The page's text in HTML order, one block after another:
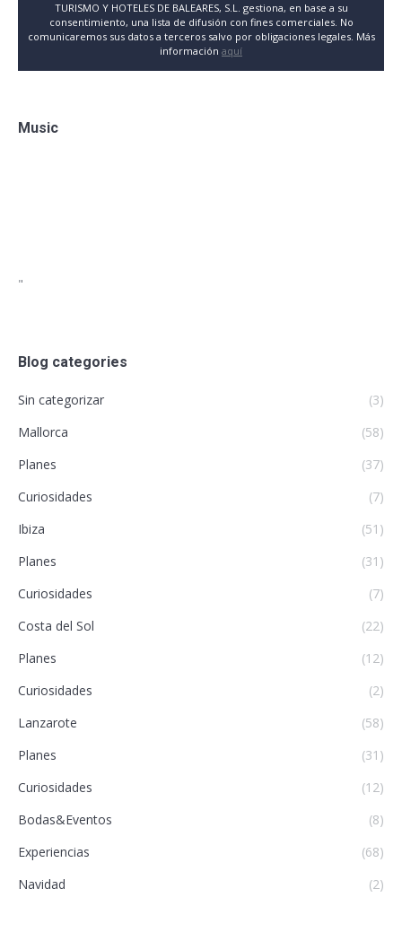
TURISMO Y HOTELES DE BALEARES, S.L. gestiona, en base a su
consentimiento, una lista de difusión con fines comerciales. No
comunicaremos sus datos a terceros salvo por obligaciones legales. Más
información aquí
Music
"
Blog categories
Sin categorizar
(3)
Mallorca
(58)
Planes
(37)
Curiosidades
(7)
Ibiza
(51)
Planes
(31)
Curiosidades
(7)
Costa del Sol
(22)
Planes
(12)
Curiosidades
(2)
Lanzarote
(58)
Planes
(31)
Curiosidades
(12)
Bodas&Eventos
(8)
Experiencias
(68)
Navidad
(2)